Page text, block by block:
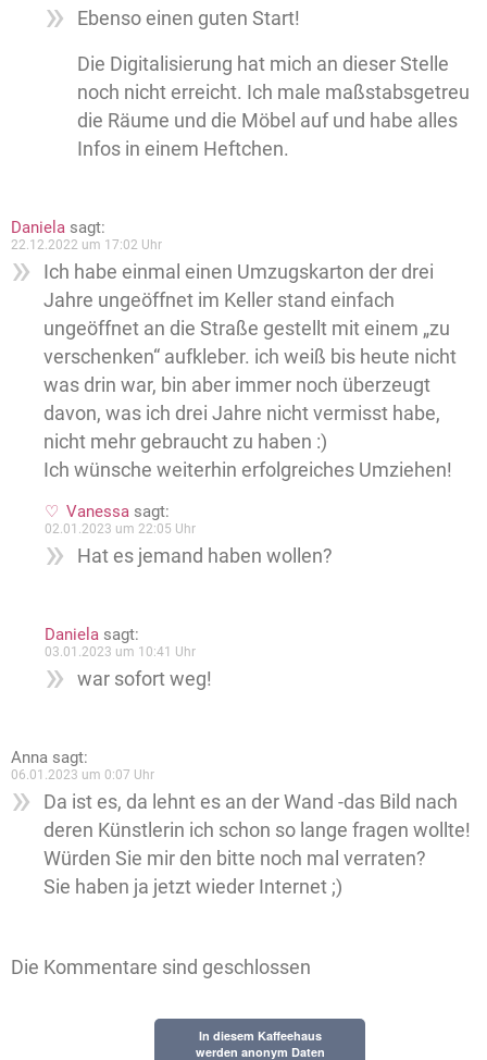
Ebenso einen guten Start!
Die Digitalisierung hat mich an dieser Stelle
noch nicht erreicht. Ich male maßstabsgetreu
die Räume und die Möbel auf und habe alles
Infos in einem Heftchen.
Daniela sagt:
22.12.2022 um 17:02 Uhr
Ich habe einmal einen Umzugskarton der drei
Jahre ungeöffnet im Keller stand einfach
ungeöffnet an die Straße gestellt mit einem „zu
verschenken“ aufkleber. ich weiß bis heute nicht
was drin war, bin aber immer noch überzeugt
davon, was ich drei Jahre nicht vermisst habe,
nicht mehr gebraucht zu haben :)
Ich wünsche weiterhin erfolgreiches Umziehen!
Vanessa sagt:
02.01.2023 um 22:05 Uhr
Hat es jemand haben wollen?
Daniela sagt:
03.01.2023 um 10:41 Uhr
war sofort weg!
Anna sagt:
06.01.2023 um 0:07 Uhr
Da ist es, da lehnt es an der Wand -das Bild nach
deren Künstlerin ich schon so lange fragen wollte!
Würden Sie mir den bitte noch mal verraten?
Sie haben ja jetzt wieder Internet ;)
Die Kommentare sind geschlossen
In diesem Kaffeehaus
werden anonym Daten